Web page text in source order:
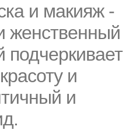
и макияж -
женственный
подчеркивает
и
и